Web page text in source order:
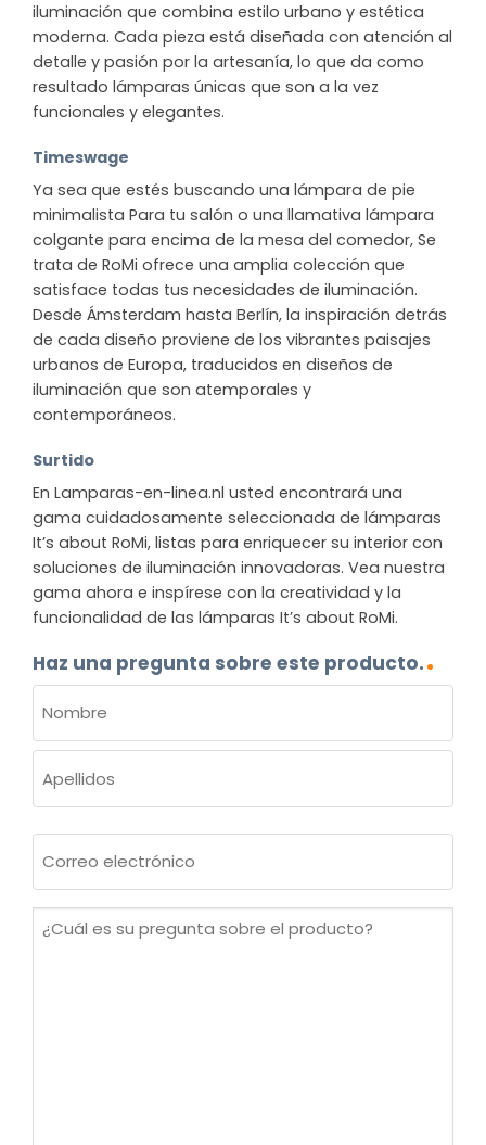
iluminación que combina estilo urbano y estética
moderna. Cada pieza está diseñada con atención al
detalle y pasión por la artesanía, lo que da como
resultado lámparas únicas que son a la vez
funcionales y elegantes.
Timeswage
Ya sea que estés buscando una lámpara de pie
minimalista Para tu salón o una llamativa lámpara
colgante para encima de la mesa del comedor, Se
trata de RoMi ofrece una amplia colección que
satisface todas tus necesidades de iluminación.
Desde Ámsterdam hasta Berlín, la inspiración detrás
de cada diseño proviene de los vibrantes paisajes
urbanos de Europa, traducidos en diseños de
iluminación que son atemporales y
contemporáneos.
Surtido
En Lamparas-en-linea.nl usted encontrará una
gama cuidadosamente seleccionada de lámparas
It’s about RoMi, listas para enriquecer su interior con
soluciones de iluminación innovadoras. Vea nuestra
gama ahora e inspírese con la creatividad y la
funcionalidad de las lámparas It’s about RoMi.
Haz una pregunta sobre este producto.
(OBLIGATORIO)
Nombre
electrónico
¿Cuál